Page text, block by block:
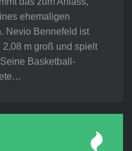
ehemaligen
Nevio Bennefeld ist
m groß und spielt
Basketball-